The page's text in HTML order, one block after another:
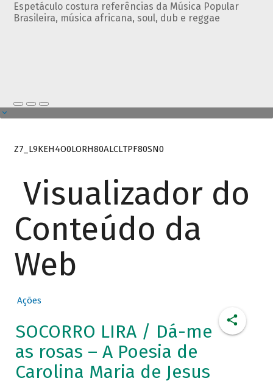
Espetáculo costura referências da Música Popular
Brasileira, música africana, soul, dub e reggae
Z7_L9KEH4O0LORH80ALCLTPF80SN0
Visualizador do
Conteúdo da
Web
Ações
SOCORRO LIRA / Dá-me
as rosas – A Poesia de
Carolina Maria de Jesus